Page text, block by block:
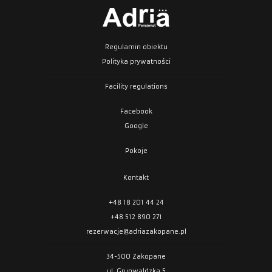
Regulamin obiektu
Polityka prywatności
Facility regulations
Facebook
Google
Pokoje
Kontakt
+48 18 201 44 24
+48 512 890 271
rezerwacje@adriazakopane.pl
34-500 Zakopane